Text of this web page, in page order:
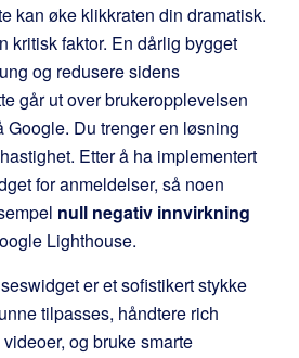
kan øke klikkraten din dramatisk.
kritisk faktor. En dårlig bygget
og redusere sidens
går ut over brukeropplevelsen
Google. Du trenger en løsning
Etter å ha implementert
for anmeldelser, så noen
null negativ innvirkning
Lighthouse.
er et sofistikert stykke
tilpasses, håndtere rich
og bruke smarte